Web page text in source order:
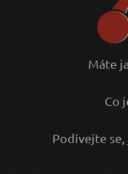
Máte
Co
Podívejte se,